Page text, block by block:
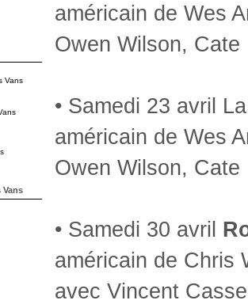
Vans
Vans
américain de Wes
Owen Wilson,
• Samedi 23 avril
américain de Wes
Owen Wilson,
• Samedi 30 avril
américain de Chris
avec Vincent